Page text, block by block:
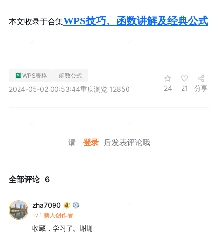
本文收录于合集WPS技巧、 函数讲解及经典公式
WPS表格 函数公式
2024-05-02 00:53:44重庆浏览 12850 24 21 分享
请 登录 后发表评论哦
全部评论 6
zha7090
Lv.1 新人创作者
收藏，学习了。谢谢